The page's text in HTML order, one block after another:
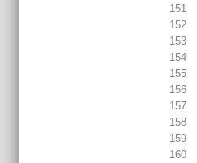
151
152
153
154
155
156
157
158
159
160